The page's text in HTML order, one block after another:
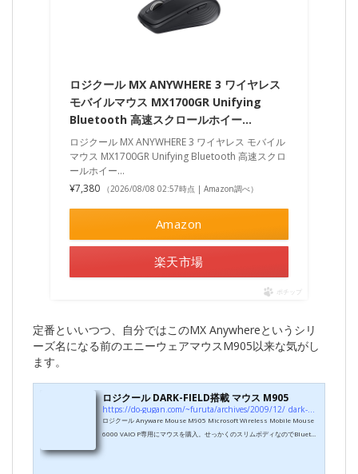
ロジクール MX ANYWHERE 3 ワイヤレス
モバイルマウス MX1700GR Unifying
Bluetooth 高速スクロールホイー…
ロジクール MX ANYWHERE 3 ワイヤレス モバイル
マウス MX1700GR Unifying Bluetooth 高速スクロ
ールホイー...
¥7,380
（2026/08/08 02:57時点 | Amazon調べ）
Amazon
楽天市場
ポチップ
定番といいつつ、自分ではこのMX Anywhereというシリ
ーズ名になる前のエニーウェアマウスM905以来な気がし
ます。
ロジクール DARK-FIELD搭載 マウス M905
https://do-gugan.com/~furuta/archives/2009/12/_dark-field_m90.html
ロジクール Anyware Mouse M905 Microsoft Wireless Mobile Mouse
6000 VAIO P専用にマウスを購入。せっかくのスリムボディなのでBluetoo